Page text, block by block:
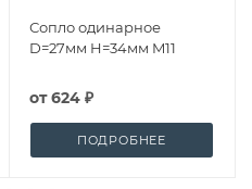
Сопло одинарное
D=27мм H=34мм M11
от624 ₽
ПОДРОБНЕЕ